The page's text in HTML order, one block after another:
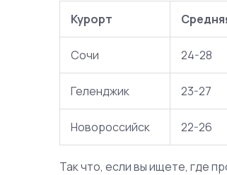
Курорт
Сочи 24-28
Геленджик 23-27
Новороссийск 22-26
Так что, если вы ищете, где